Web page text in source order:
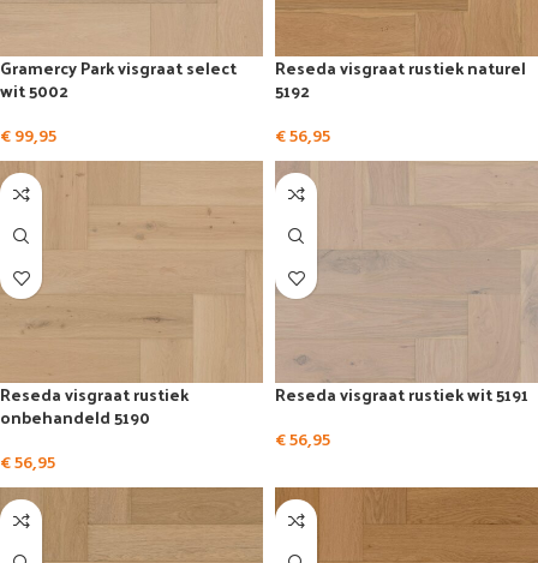
Gramercy Park visgraat select
wit 5002
€99,95
Reseda visgraat rustiek naturel
5192
€56,95
Reseda visgraat rustiek
onbehandeld 5190
€56,95
Reseda visgraat rustiek wit 5191
€56,95